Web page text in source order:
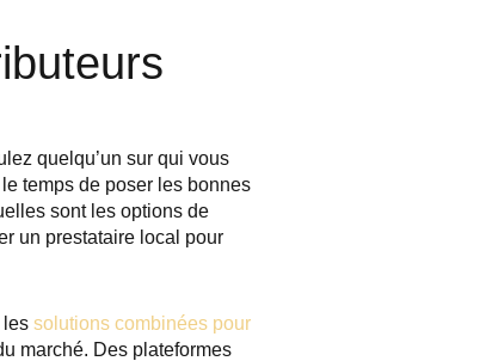
quelqu’un sur qui vous
temps de poser les bonnes
sont les options de
un prestataire local pour
les solutions combinées pour
marché. Des plateformes